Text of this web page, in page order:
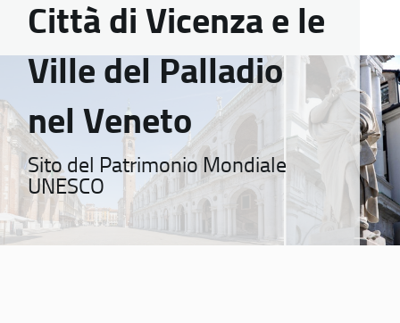
Città di Vicenza e le
Ville del Palladio
nel Veneto
Sito del Patrimonio Mondiale
UNESCO